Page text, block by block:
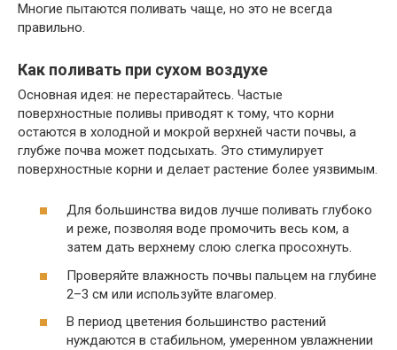
Многие пытаются поливать чаще, но это не всегда
правильно.
Как поливать при сухом воздухе
Основная идея: не перестарайтесь. Частые
поверхностные поливы приводят к тому, что корни
остаются в холодной и мокрой верхней части почвы, а
глубже почва может подсыхать. Это стимулирует
поверхностные корни и делает растение более уязвимым.
Для большинства видов лучше поливать глубоко
и реже, позволяя воде промочить весь ком, а
затем дать верхнему слою слегка просохнуть.
Проверяйте влажность почвы пальцем на глубине
2–3 см или используйте влагомер.
В период цветения большинство растений
нуждаются в стабильном, умеренном увлажнении